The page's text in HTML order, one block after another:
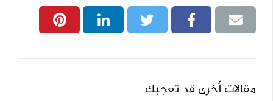
مقالات أخرى قد تعجبك